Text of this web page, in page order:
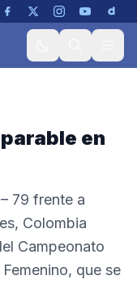
en
79 frente a
Colombia
Campeonato
que se